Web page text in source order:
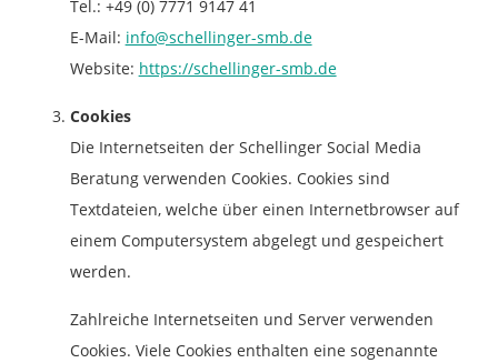
Tel.: +49 (0) 7771 9147 41
E-Mail: info@schellinger-smb.de
Website: https://schellinger-smb.de
Cookies
Die Internetseiten der Schellinger Social Media
Beratung verwenden Cookies. Cookies sind
Textdateien, welche über einen Internetbrowser auf
einem Computersystem abgelegt und gespeichert
werden.
Zahlreiche Internetseiten und Server verwenden
Cookies. Viele Cookies enthalten eine sogenannte